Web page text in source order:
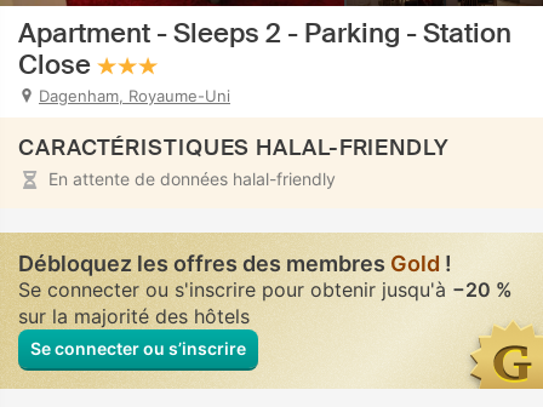
Apartment - Sleeps 2 - Parking - Station
Close
Dagenham, Royaume-Uni
CARACTÉRISTIQUES HALAL-FRIENDLY
En attente de données halal-friendly
Débloquez les offres des membres Gold !
Se connecter ou s'inscrire pour obtenir jusqu'à −20 %
sur la majorité des hôtels
Se connecter ou s’inscrire